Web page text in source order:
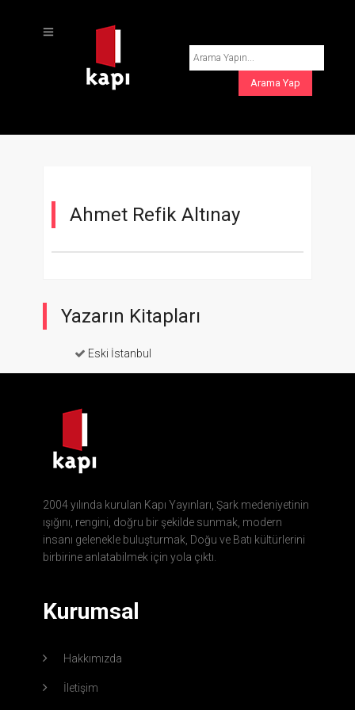
Ahmet Refik Altınay
Yazarın Kitapları
Eski İstanbul
2004 yılında kurulan Kapı Yayınları, Şark medeniyetinin
ışığını, rengini, doğru bir şekilde sunmak, modern
insanı gelenekle buluşturmak, Doğu ve Batı kültürlerini
birbirine anlatabilmek için yola çıktı.
Kurumsal
Hakkımızda
İletişim